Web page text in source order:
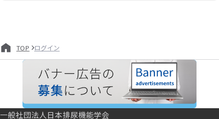
TOP ログイン
一般社団法人日本排尿機能学会